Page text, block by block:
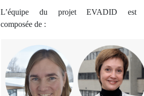
L’équipe du projet EVADID est
composée de :